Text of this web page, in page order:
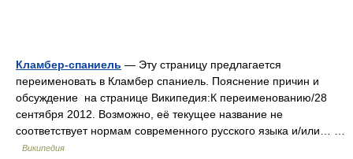
Кламбер-спаниель — Эту страницу предлагается
переименовать в Кламбер спаниель. Пояснение причин и
обсуждение на странице Википедия:К переименованию/28
сентября 2012. Возможно, её текущее название не
соответствует нормам современного русского языка и/или… …
Википедия